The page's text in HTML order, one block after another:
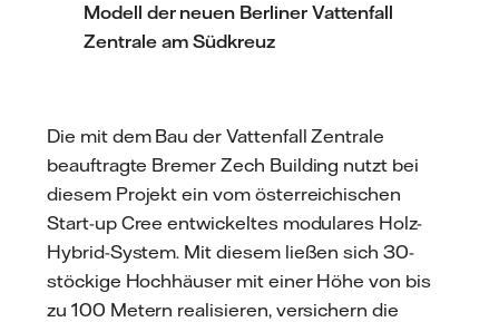
Modell der neuen Berliner Vattenfall
Zentrale am Südkreuz
Die mit dem Bau der Vattenfall Zentrale
beauftragte Bremer Zech Building nutzt bei
diesem Projekt ein vom österreichischen
Start-up Cree entwickeltes modulares Holz-
Hybrid-System. Mit diesem ließen sich 30-
stöckige Hochhäuser mit einer Höhe von bis
zu 100 Metern realisieren, versichern die